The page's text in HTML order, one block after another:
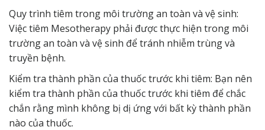
Quy trình tiêm trong môi trường an toàn và vệ sinh:
Việc tiêm Mesotherapy phải được thực hiện trong môi
trường an toàn và vệ sinh để tránh nhiễm trùng và
truyền bệnh.
Kiểm tra thành phần của thuốc trước khi tiêm: Bạn nên
kiểm tra thành phần của thuốc trước khi tiêm để chắc
chắn rằng mình không bị dị ứng với bất kỳ thành phần
nào của thuốc.